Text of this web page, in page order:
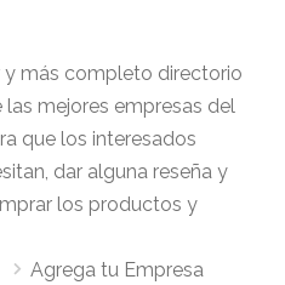
y más completo directorio
mejores empresas del
que los interesados
dar alguna reseña y
los productos y
Agrega tu Empresa